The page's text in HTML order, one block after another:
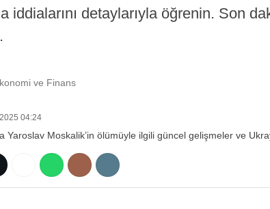
iddialarını detaylarıyla öğrenin. Son
ve Finans
04:24